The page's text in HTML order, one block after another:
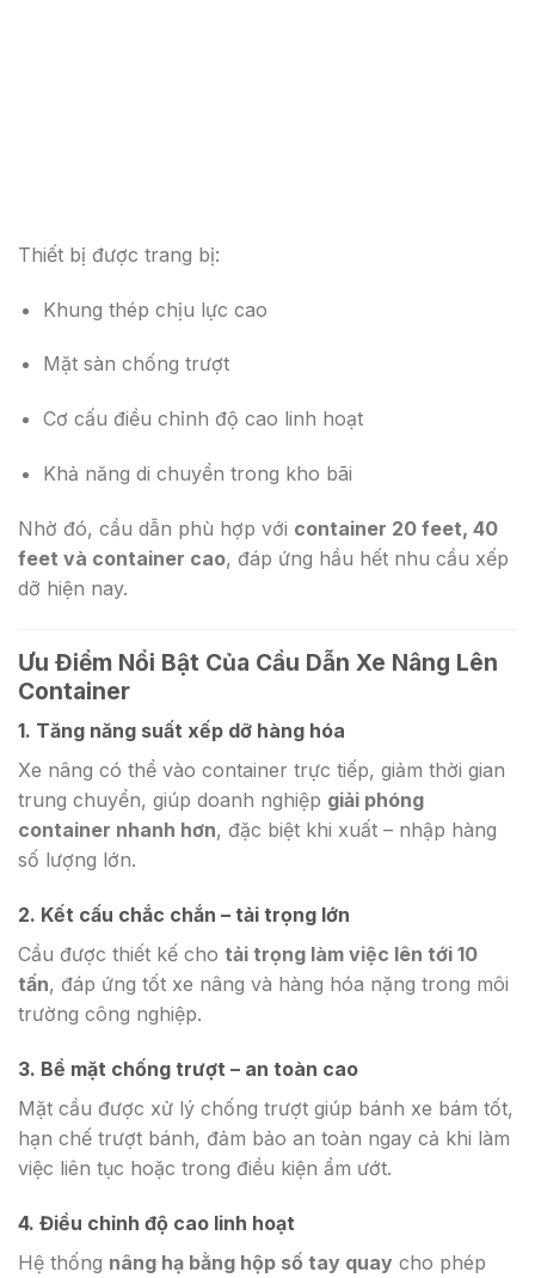
Thiết bị được trang bị:
Khung thép chịu lực cao
Mặt sàn chống trượt
Cơ cấu điều chỉnh độ cao linh hoạt
Khả năng di chuyển trong kho bãi
Nhờ đó, cầu dẫn phù hợp với container 20 feet, 40
feet và container cao, đáp ứng hầu hết nhu cầu xếp
dỡ hiện nay.
Ưu Điểm Nổi Bật Của Cầu Dẫn Xe Nâng Lên
Container
1. Tăng năng suất xếp dỡ hàng hóa
Xe nâng có thể vào container trực tiếp, giảm thời gian
trung chuyển, giúp doanh nghiệp giải phóng
container nhanh hơn, đặc biệt khi xuất – nhập hàng
số lượng lớn.
2. Kết cấu chắc chắn – tải trọng lớn
Cầu được thiết kế cho tải trọng làm việc lên tới 10
tấn, đáp ứng tốt xe nâng và hàng hóa nặng trong môi
trường công nghiệp.
3. Bề mặt chống trượt – an toàn cao
Mặt cầu được xử lý chống trượt giúp bánh xe bám tốt,
hạn chế trượt bánh, đảm bảo an toàn ngay cả khi làm
việc liên tục hoặc trong điều kiện ẩm ướt.
4. Điều chỉnh độ cao linh hoạt
Hệ thống nâng hạ bằng hộp số tay quay cho phép